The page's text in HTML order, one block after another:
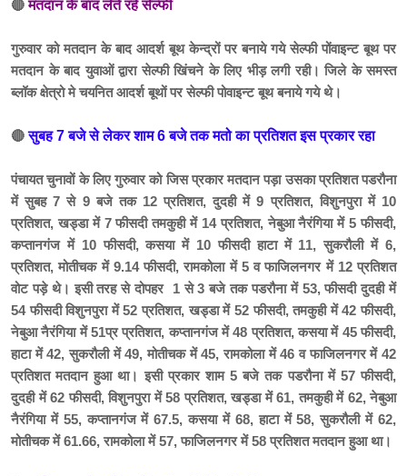
🔴मतदान के बाद लेते रहे सेल्फी
गुरुवार को मतदान के बाद आदर्श बूथ केन्द्रों पर बनाये गये सेल्फी पोंवाइन्ट बूथ पर
मतदान के बाद युवाओं द्वारा सेल्फी खिंचने के लिए भीड़ लगी रही। जिले के समस्त
ब्लॉक क्षेत्रो मे चयनित आदर्श बूथों पर सेल्फी पोवाइन्ट बूथ बनाये गये थे।
🔴सुबह 7 बजे से लेकर शाम 6 बजे तक मतो का प्रतिशत इस प्रकार रहा
पंचायत चुनावों के लिए गुरुवार को जिस प्रकार मतदान पड़ा उसका प्रतिशत पडरौना
में सुबह 7 से 9 बजे तक 12 प्रतिशत, दुदही में 9 प्रतिशत, विशुनपुरा में 10
प्रतिशत, खड्डा में 7 फीसदी तमकुही में 14 प्रतिशत, नेबुआ नैरंगिया में 5 फीसदी,
कप्तानगंज में 10 फीसदी, कसया में 10 फीसदी हाटा में 11, सुकरौली में 6,
प्रतिशत, मोतीचक में 9.14 फीसदी, रामकोला में 5 व फाजिलनगर में 12 प्रतिशत
वोट पड़े थे। इसी तरह से दोपहर 1 से 3 बजे तक पडरौना में 53, फीसदी दुदही में
54 फीसदी विशुनपुरा में 52 प्रतिशत, खड्डा में 52 फीसदी, तमकुही में 42 फीसदी,
नेबुआ नैरंगिया में 51प्र प्रतिशत, कप्तानगंज में 48 प्रतिशत, कसया में 45 फीसदी,
हाटा में 42, सुकरौली में 49, मोतीचक में 45, रामकोला में 46 व फाजिलनगर में 42
प्रतिशत मतदान हुआ था। इसी प्रकार शाम 5 बजे तक पडरौना में 57 फीसदी,
दुदही में 62 फीसदी, विशुनपुरा में 58 प्रतिशत, खड्डा में 61, तमकुही में 62, नेबुआ
नैरंगिया में 55, कप्तानगंज में 67.5, कसया में 68, हाटा में 58, सुकरौली में 62,
मोतीचक में 61.66, रामकोला में 57, फाजिलनगर में 58 प्रतिशत मतदान हुआ था।